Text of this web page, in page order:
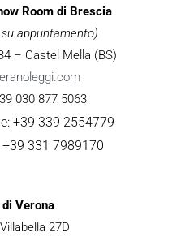
Room di Brescia
appuntamento)
– Castel Mella (BS)
030 877 5063
+39 339 2554779
331 7989170
Verona
27D